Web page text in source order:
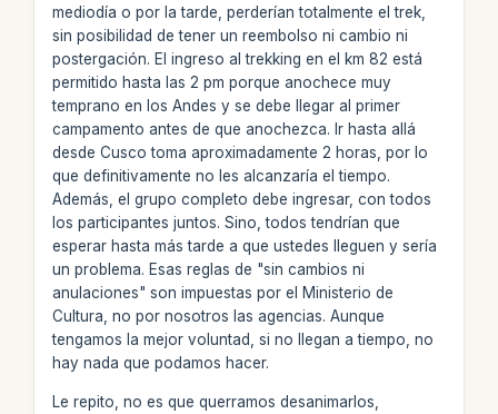
mediodía o por la tarde, perderían totalmente el trek,
sin posibilidad de tener un reembolso ni cambio ni
postergación. El ingreso al trekking en el km 82 está
permitido hasta las 2 pm porque anochece muy
temprano en los Andes y se debe llegar al primer
campamento antes de que anochezca. Ir hasta allá
desde Cusco toma aproximadamente 2 horas, por lo
que definitivamente no les alcanzaría el tiempo.
Además, el grupo completo debe ingresar, con todos
los participantes juntos. Sino, todos tendrían que
esperar hasta más tarde a que ustedes lleguen y sería
un problema. Esas reglas de "sin cambios ni
anulaciones" son impuestas por el Ministerio de
Cultura, no por nosotros las agencias. Aunque
tengamos la mejor voluntad, si no llegan a tiempo, no
hay nada que podamos hacer.
Le repito, no es que querramos desanimarlos,